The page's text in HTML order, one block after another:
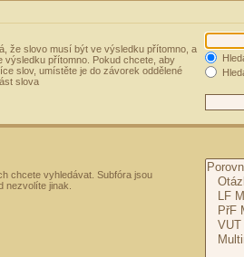
že slovo musí být ve výsledku přítomno, a
výsledku přítomno. Pokud chcete, aby
slov, umístěte je do závorek oddělené
slova
chcete vyhledávat. Subfóra jsou
nezvolíte jinak.